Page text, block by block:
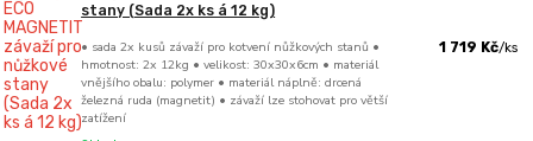
stany (Sada 2x ks á 12 kg)
• sada 2x kusů závaží pro kotvení nůžkových stanů •
hmotnost: 2x 12kg • velikost: 30x30x6cm • materiál
vnějšího obalu: polymer • materiál náplně: drcená
železná ruda (magnetit) • závaží lze stohovat pro větší
zatížení
1 719 Kč/ks